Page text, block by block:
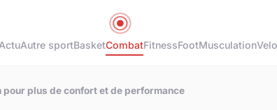
ActuAutre sportBasketCombatFitnessFootMusculationVelo
plus de confort et de performance